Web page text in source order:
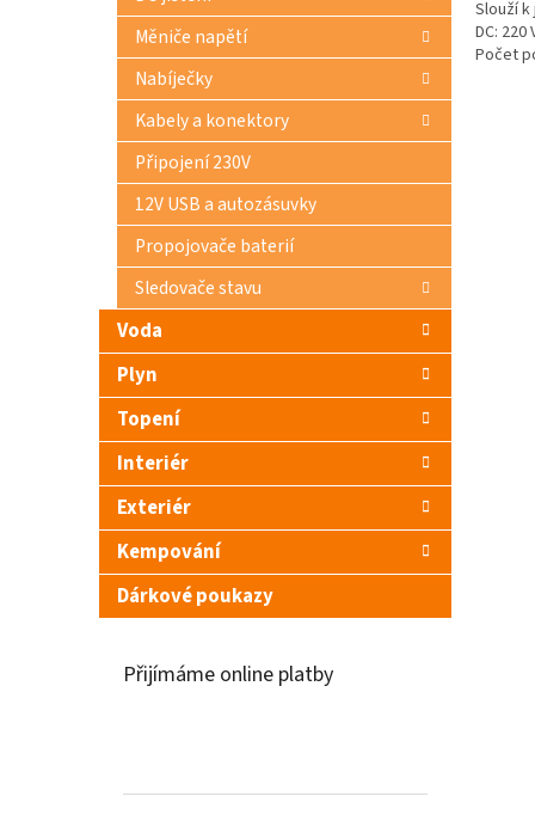
Měniče napětí
Nabíječky
Kabely a konektory
Připojení 230V
12V USB a autozásuvky
Propojovače baterií
Sledovače stavu
Voda
Plyn
Topení
Interiér
Exteriér
Kempování
Dárkové poukazy
Přijímáme online platby
Slouží
DC:
Počet